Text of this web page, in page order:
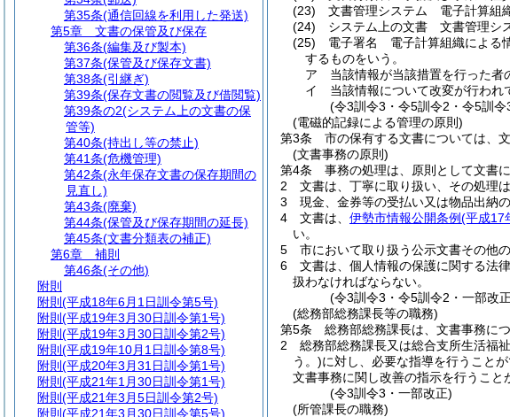
(23)
文書管理システム 電子計算組
(24)
システム上の文書 文書管理シ
(25)
電子署名 電子計算組織による
するものをいう。
ア
当該情報が当該措置を行った者
イ
当該情報について改変が行われ
(令3訓令3・令5訓令2・令5訓令
(電磁的記録による管理の原則)
第3条
市の保有する文書については、
(文書事務の原則)
第4条
事務の処理は、原則として文書
2
文書は、丁寧に取り扱い、その処理
3
現金、金券等の受払い又は物品出納
4
文書は、 伊勢市情報公開条例(平成17
い。
5
市において取り扱う公示文書その他
6
文書は、個人情報の保護に関する法律
扱わなければならない。
(令3訓令3・令5訓令2・一部改
(総務部総務課長等の職務)
第5条
総務部総務課長は、文書事務に
2
総務部総務課長又は総合支所生活福
う。)に対し、必要な指導を行うことが
文書事務に関し改善の指示を行うこと
(令3訓令3・一部改正)
(所管課長の職務)
第35条(通信回線を利用した発送)
第5章
文書の保管及び保存
第36条(編集及び製本)
第37条(保管及び保存文書)
第38条(引継ぎ)
第39条(保存文書の閲覧及び借閲覧)
第39条の2(システム上の文書の保
管等)
第40条(持出し等の禁止)
第41条(危機管理)
第42条(永年保存文書の保存期間の
見直し)
第43条(廃棄)
第44条(保管及び保存期間の延長)
第45条(文書分類表の補正)
第6章
補則
第46条(その他)
附則
附則 (平成18年6月1日訓令第5号)
附則 (平成19年3月30日訓令第1号)
附則 (平成19年3月30日訓令第2号)
附則 (平成19年10月1日訓令第8号)
附則 (平成20年3月31日訓令第1号)
附則 (平成21年1月30日訓令第1号)
附則 (平成21年3月5日訓令第2号)
附則 (平成21年3月30日訓令第5号)